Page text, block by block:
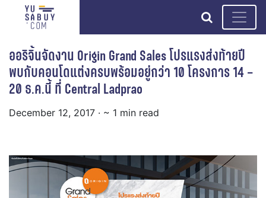
search
ออริจิ้นจัดงาน Origin Grand Sales โปรแรงส่งท้ายปี
พบกับคอนโดแต่งครบพร้อมอยู่กว่า 10 โครงการ 14 –
20 ธ.ค.นี้ ที่ Central Ladprao
December 12, 2017 · ~ 1 min read